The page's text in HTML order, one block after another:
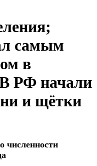
самым
в
РФ начали
и щётки
численности